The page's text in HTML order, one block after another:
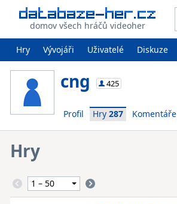
domov všech hráčů videoher
Hry Vývojáři Uživatelé Diskuze
cng 425
Profil Hry 287 Komentáře
Hry